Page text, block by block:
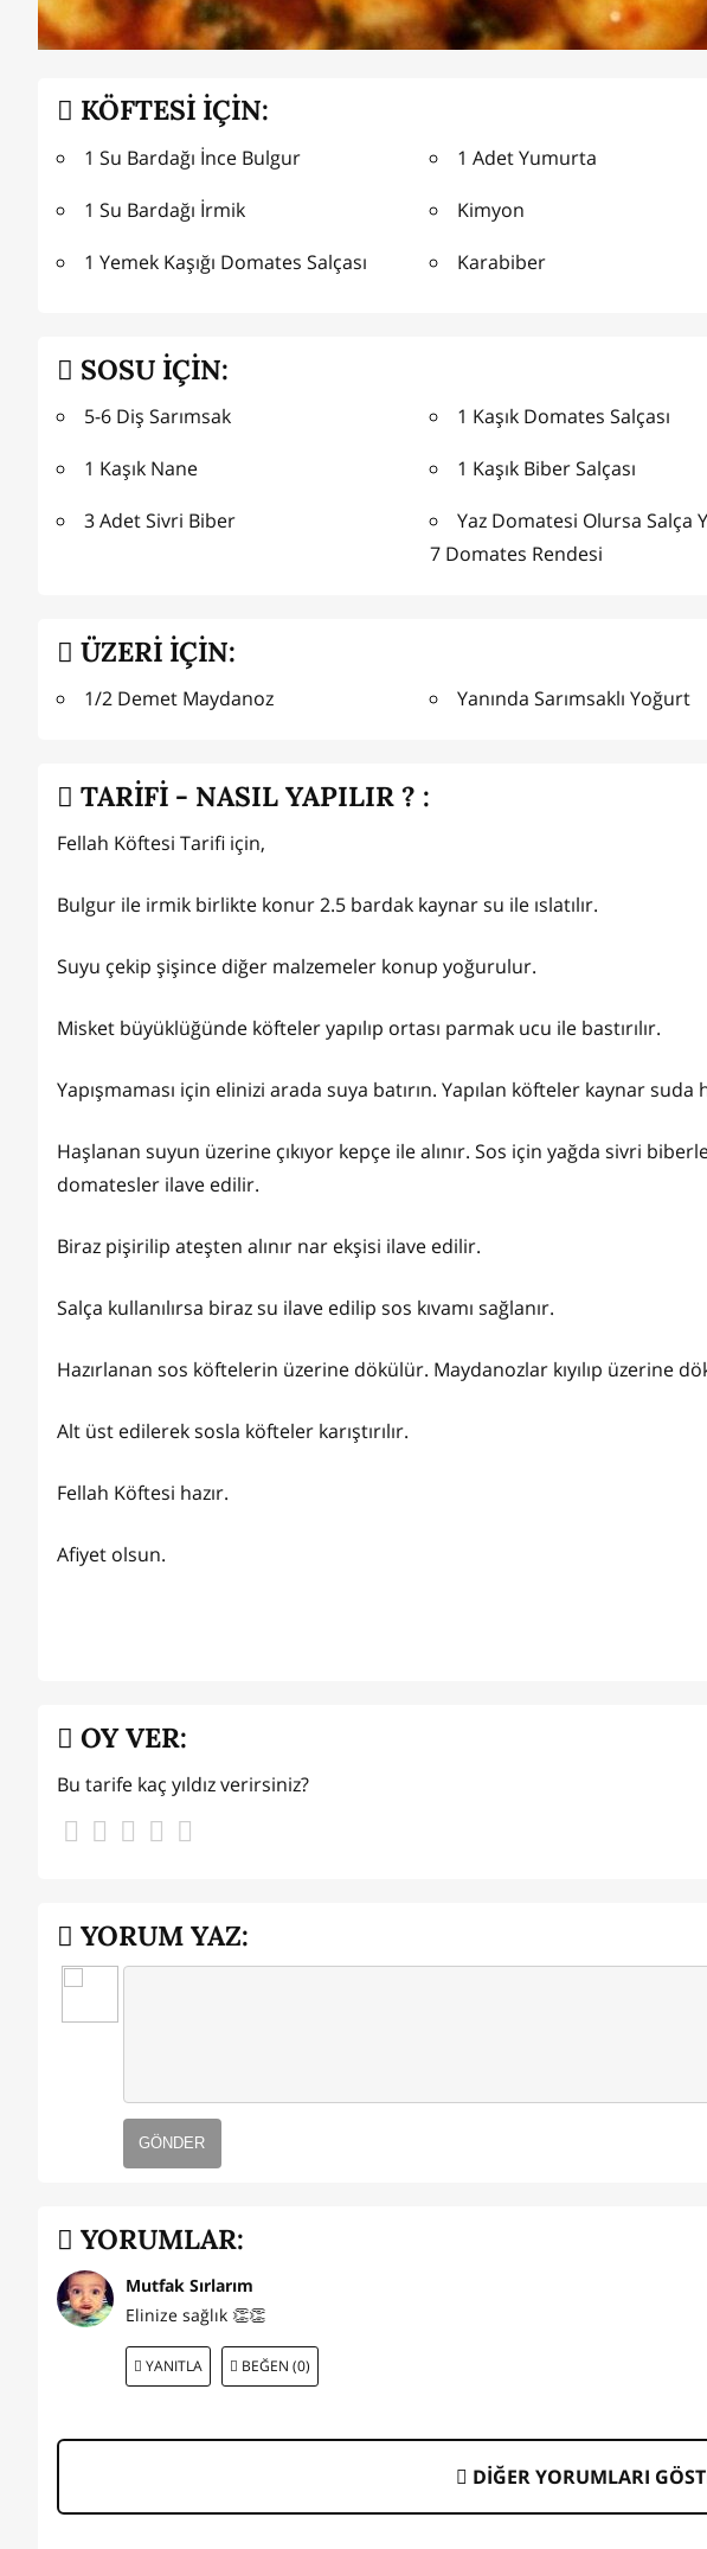
KÖFTESİ İÇİN:
1 Su Bardağı İnce Bulgur
1 Su Bardağı İrmik
1 Yemek Kaşığı Domates Salçası
1 Adet Yumurta
Kimyon
Karabiber
SOSU İÇİN:
5-6 Diş Sarımsak
1 Kaşık Nane
3 Adet Sivri Biber
1 Kaşık Domates Salçası
1 Kaşık Biber Salçası
Yaz Domatesi Olursa Salça
7 Domates Rendesi
ÜZERİ İÇİN:
1/2 Demet Maydanoz Yanında Sarımsaklı Yoğurt
TARİFİ - NASIL YAPILIR ? :
Fellah Köftesi Tarifi için,
Bulgur ile irmik birlikte konur 2.5 bardak kaynar su ile ıslatılır.
Suyu çekip şişince diğer malzemeler konup yoğurulur.
Misket büyüklüğünde köfteler yapılıp ortası parmak ucu ile bastırılır.
Yapışmaması için elinizi arada suya batırın. Yapılan köfteler kaynar suda
Haşlanan suyun üzerine çıkıyor kepçe ile alınır. Sos için yağda sivri
domatesler ilave edilir.
Biraz pişirilip ateşten alınır nar ekşisi ilave edilir.
Salça kullanılırsa biraz su ilave edilip sos kıvamı sağlanır.
Hazırlanan sos köftelerin üzerine dökülür. Maydanozlar kıyılıp üzerine
Alt üst edilerek sosla köfteler karıştırılır.
Fellah Köftesi hazır.
Afiyet olsun.
OY VER:
Bu tarife kaç yıldız verirsiniz?
YORUM YAZ:
GÖNDER
YORUMLAR:
Mutfak Sırlarım
Elinize sağlık 👏👏
YANITLA BEĞEN (0)
DİĞER YORUMLARI